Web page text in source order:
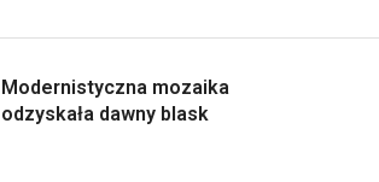
Modernistyczna mozaika
odzyskała dawny blask